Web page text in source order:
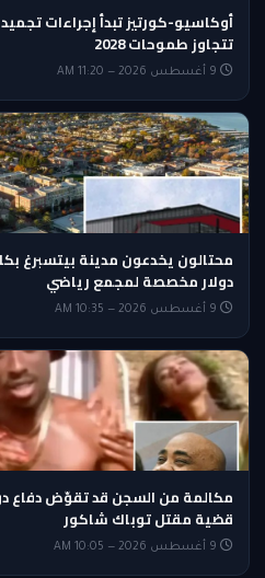
أوكاسيو-كورتيز تبدأ إجراءات
تتجاوز طموحات 2028
محتالون يخدعون مدينة بيتسبرغ
دولار مخصصة لمجمع رياضي
مكالمة من السجن قد تقوّض دفاع
قضية مقتل توباك شاكور